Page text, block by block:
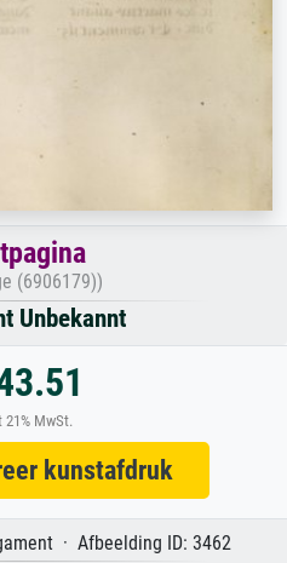
(6906179))
Unbekannt
21% MwSt.
kunstafdruk
· Afbeelding ID: 3462